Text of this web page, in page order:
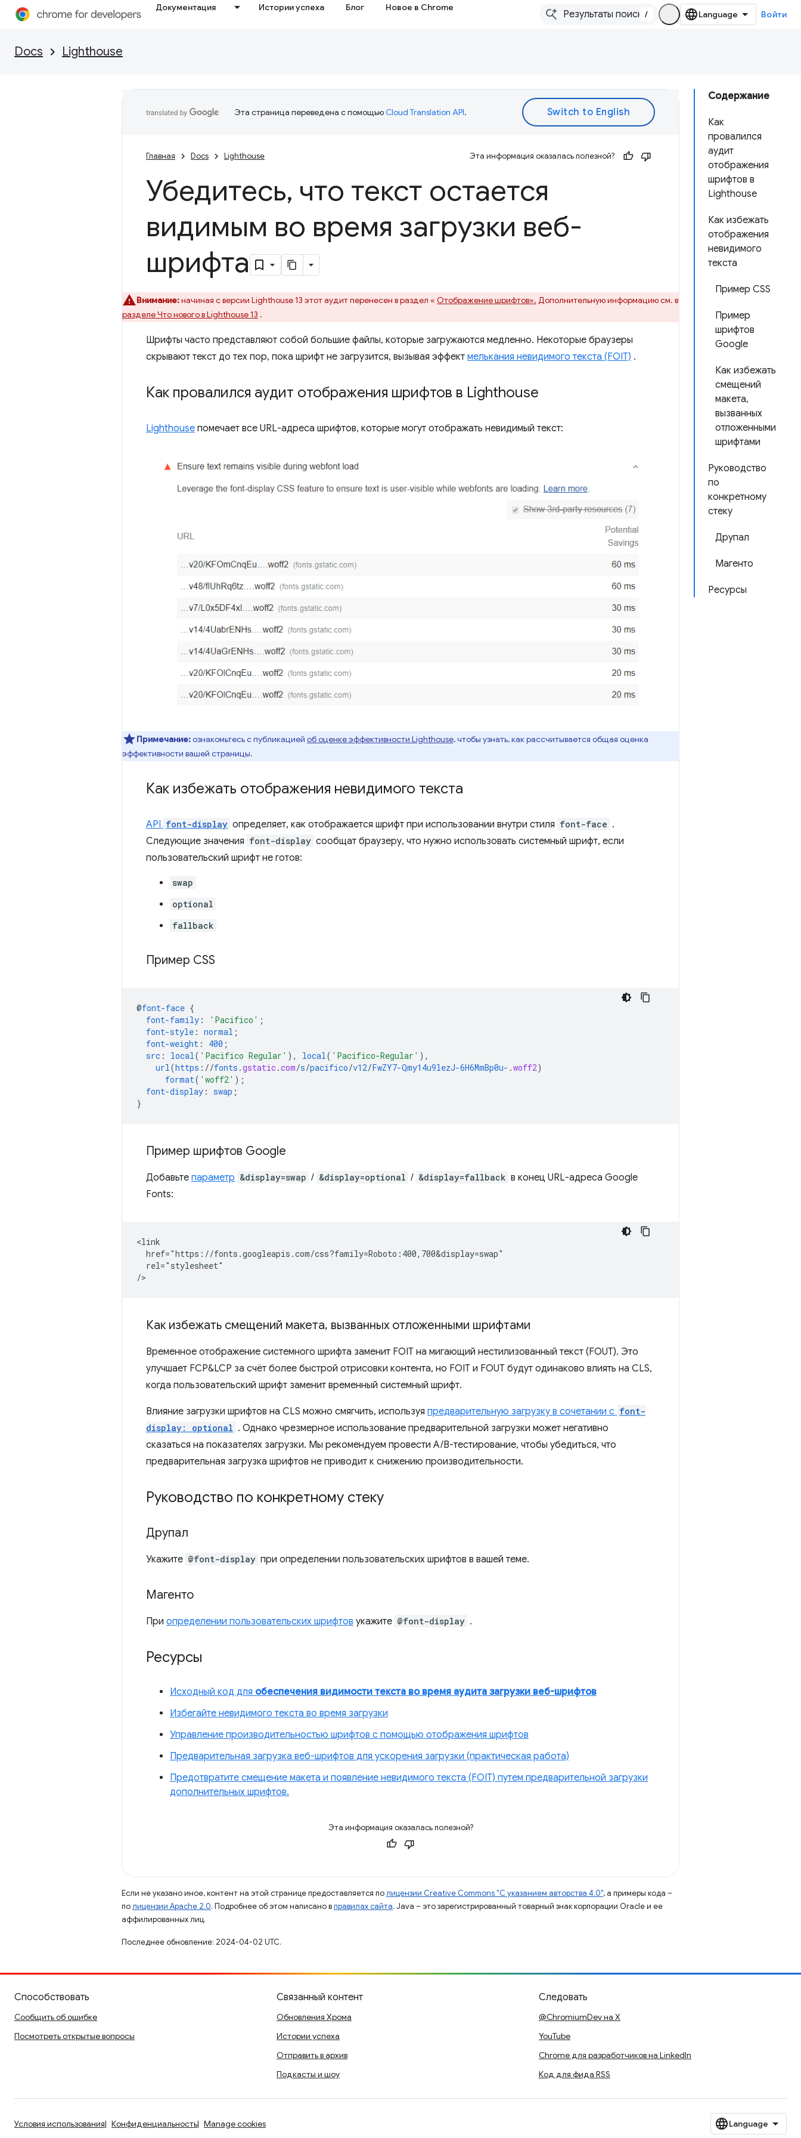
Документация Истории успеха Блог Новое в Chrome
/ Войти
Docs Lighthouse
Содержание
Как
провалился
аудит
отображения
шрифтов в
Lighthouse
Как избежать
отображения
невидимого
текста
Пример CSS
Пример
шрифтов
Google
Как избежать
смещений
макета,
вызванных
отложенными
шрифтами
Руководство
по
конкретному
стеку
Друпал
Магенто
Ресурсы
Эта страница переведена с помощьюCloud Translation API.
Главная Docs Lighthouse Эта информация оказалась полезной?
Убедитесь, что текст остается
видимым во время загрузки веб-
шрифта
Внимание:начиная с версии Lighthouse 13 этот аудит перенесен в раздел « Отображение шрифтов». Дополнительную информацию см. в
разделе Что нового в Lighthouse 13 .
Шрифты часто представляют собой большие файлы, которые загружаются медленно. Некоторые браузеры
скрывают текст до тех пор, пока шрифт не загрузится, вызывая эффект мелькания невидимого текста (FOIT) .
Как провалился аудит отображения шрифтов в Lighthouse
Lighthouse помечает все URL-адреса шрифтов, которые могут отображать невидимый текст:
Примечание:ознакомьтесь с публикацией об оценке эффективности Lighthouse,чтобы узнать, как рассчитывается общая оценка
эффективности вашей страницы.
Как избежать отображения невидимого текста
API font-display определяет, как отображается шрифт при использовании внутри стиля font-face .
Следующие значения font-display сообщат браузеру, что нужно использовать системный шрифт, если
пользовательский шрифт не готов:
swap
optional
fallback
Пример CSS
@font-face {
font-family : 'Pacifico' ;
font-style : normal ;
font-weight : 400 ;
src : local( 'Pacifico Regular' ), local( 'Pacifico-Regular' ),
url(https ://fonts .gstatic.com/s/pacifico/v12/FwZY7-Qmy14u9lezJ-6H6MmBp0u- .woff2)
format( 'woff2' );
font-display : swap ;
}
Пример шрифтов Google
Добавьте параметр &display=swap / &display=optional / &display=fallback в конец URL-адреса Google
Fonts:
<link
  href="https://fonts.googleapis.com/css?family=Roboto:400,700&display=swap"
  rel="stylesheet"
Как избежать смещений макета, вызванных отложенными шрифтами
Временное отображение системного шрифта заменит FOIT на мигающий нестилизованный текст (FOUT). Это
улучшает FCP&LCP за счёт более быстрой отрисовки контента, но FOIT и FOUT будут одинаково влиять на CLS,
когда пользовательский шрифт заменит временный системный шрифт.
Влияние загрузки шрифтов на CLS можно смягчить, используя предварительную загрузку в сочетании с font-
display: optional . Однако чрезмерное использование предварительной загрузки может негативно
сказаться на показателях загрузки. Мы рекомендуем провести A/B-тестирование, чтобы убедиться, что
предварительная загрузка шрифтов не приводит к снижению производительности.
Руководство по конкретному стеку
Друпал
Укажите @font-display при определении пользовательских шрифтов в вашей теме.
Магенто
При определении пользовательских шрифтов укажите @font-display .
Ресурсы
Исходный код для обеспечения видимости текста во время аудита загрузки веб-шрифтов
Избегайте невидимого текста во время загрузки
Управление производительностью шрифтов с помощью отображения шрифтов
Предварительная загрузка веб-шрифтов для ускорения загрузки (практическая работа)
Предотвратите смещение макета и появление невидимого текста (FOIT) путем предварительной загрузки
дополнительных шрифтов.
Эта информация оказалась полезной?
Если не указано иное, контент на этой странице предоставляется полицензии Creative Commons "С указанием авторства 4.0", а примеры кода –
полицензии Apache 2.0. Подробнее об этом написано вправилах сайта. Java – это зарегистрированный товарный знак корпорации Oracle и ее
аффилированных лиц.
Последнее обновление: 2024-04-02 UTC.
Способствовать
Сообщить об ошибке
Посмотреть открытые вопросы
Связанный контент
Обновления Хрома
Истории успеха
Отправить в архив
Подкасты и шоу
Следовать
@ChromiumDev на X
YouTube
Chrome для разработчиков на LinkedIn
Код для фида RSS
Условия использования Конфиденциальность Manage cookies